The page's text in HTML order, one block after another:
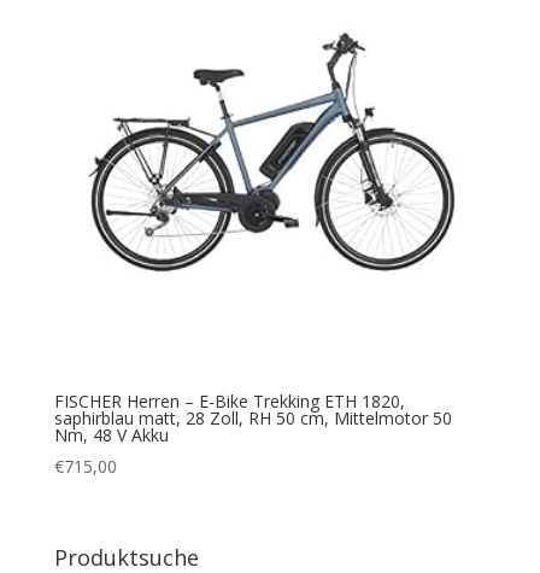
FISCHER Herren – E-Bike Trekking ETH 1820,
saphirblau matt, 28 Zoll, RH 50 cm, Mittelmotor 50
Nm, 48 V Akku
€715,00
Produktsuche